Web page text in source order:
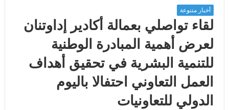
أخبار متنوعة
لقاء تواصلي بعمالة أكادير إداوتنان
لعرض أهمية المبادرة الوطنية
للتنمية البشرية في تحقيق أهداف
العمل التعاوني احتفالا باليوم
الدولي للتعاونيات